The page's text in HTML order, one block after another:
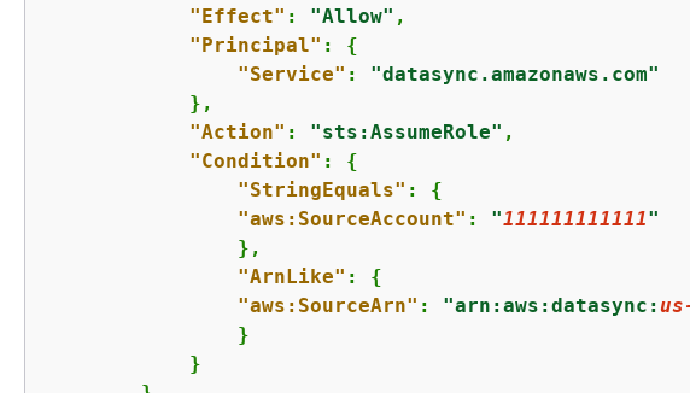
"Effect" : "Allow" ,
"Principal" : {
"Service" : "datasync.amazonaws.com"
            },
"Action" : "sts:AssumeRole" ,
"Condition" : {
"StringEquals" : {
"aws:SourceAccount" : "111111111111"
                },
"ArnLike" : {
"aws:SourceArn" : "arn:aws:datasync:
                }
            }